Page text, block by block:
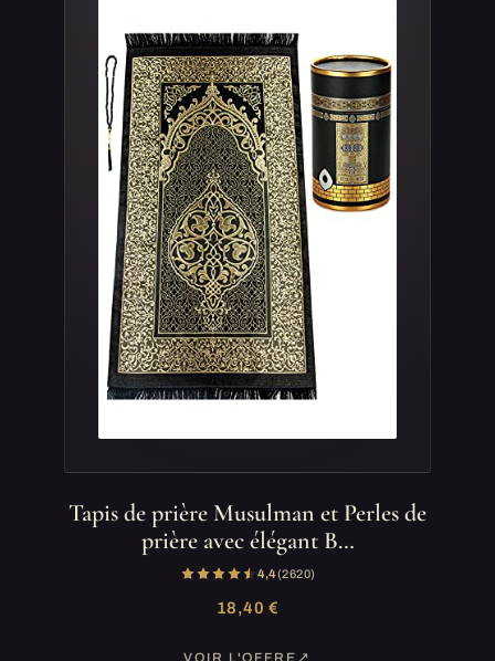
Tapis de prière Musulman et Perles de
prière avec élégant B…
4,4(2 620)
18,40 €